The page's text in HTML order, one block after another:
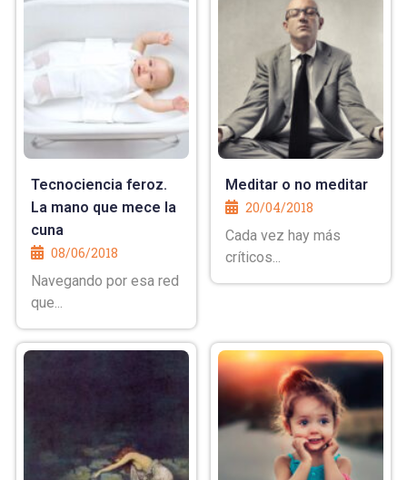
Tecnociencia feroz.
La mano que mece la
cuna
08/06/2018
Navegando por esa red
que...
Meditar o no meditar
20/04/2018
Cada vez hay más
críticos...